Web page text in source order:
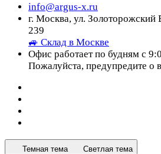
info@argus-x.ru
г. Москва, ул. Золоторожский
239
🚙 Склад в Москве
Офис работает по будням с
Пожалуйста, предупредите о
Темная тема Светлая тема